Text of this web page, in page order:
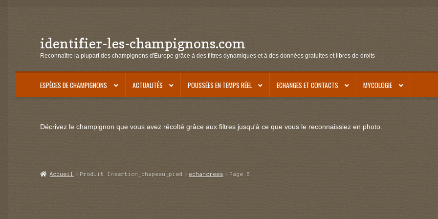
Aller
à
navigation
Aller
au
identifier-les-champignons.com
Reconnaître la plupart des champignons d'Europe grâce à des filtres dynamiques et à des données gratuites et libres de droits
ESPÈCES DE CHAMPIGNONS ACTUALITÉS POUSSÉES EN TEMPS RÉEL ECHANGES ET CONTACTS MYCOLOGIE
Décrivez le champignon que vous avez récolté grâce aux filtres jusqu'à ce que vous le reconnaissiez en photo.
Accueil Produit Insertion_chapeau_pied echancrees Page 5